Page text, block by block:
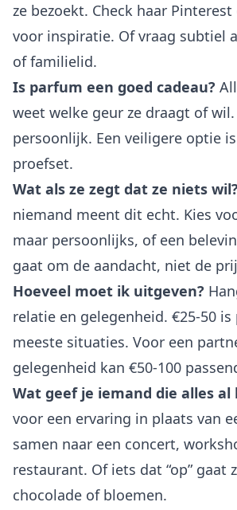
ze bezoekt. Check haar
voor inspiratie. Of vraag subtiel
of familielid.
Is parfum een goed cadeau?
weet welke geur ze draagt of
persoonlijk. Een veiligere optie
proefset.
Wat als ze zegt dat ze niets wil?
niemand meent dit echt. Kies
maar persoonlijks, of een
gaat om de aandacht, niet de
Hoeveel moet ik uitgeven?
relatie en gelegenheid. €25-50
meeste situaties. Voor een
gelegenheid kan €50-100
Wat geef je iemand die alles al
voor een ervaring in plaats van
samen naar een concert,
restaurant. Of iets dat “op” gaat
chocolade of bloemen.